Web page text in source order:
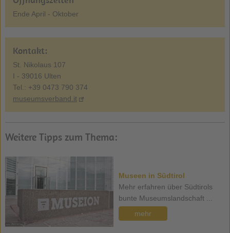
Ende April - Oktober
Kontakt:
St. Nikolaus 107
I - 39016 Ulten
Tel.: +39 0473 790 374
museumsverband.it
Weitere Tipps zum Thema:
Museen in Südtirol
Mehr erfahren über Südtirols
bunte Museumslandschaft ...
mehr